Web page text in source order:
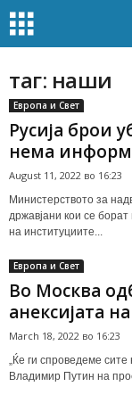
таг: наши
Европа и Свет
Русија брои
нема
August 11, 2022 во 16:23
Министерството за
државјани кои се
на институциите...
Европа и Свет
Во Москва
анексијата
March 18, 2022 во 16:23
„Ќе ги спроведеме
Владимир Путин на